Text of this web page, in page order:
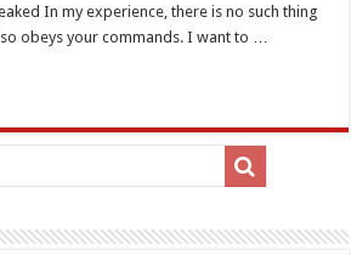
In my experience, there is no such thing
obeys your commands. I want to …